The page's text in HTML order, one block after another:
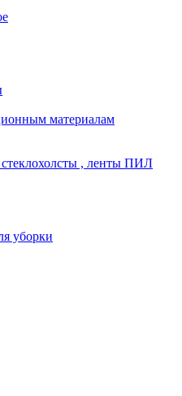
материалам
стеклохолсты , ленты ПИЛ
уборки